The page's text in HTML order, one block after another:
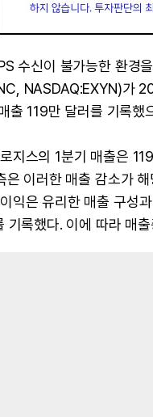
수신이 불가능한 환경
NASDAQ:EXYN)가
출 119만 달러를 기록
지스의 1분기 매출은
은 이러한 매출 감소가
익은 유리한 매출 구성
기록했다. 이에 따라 매